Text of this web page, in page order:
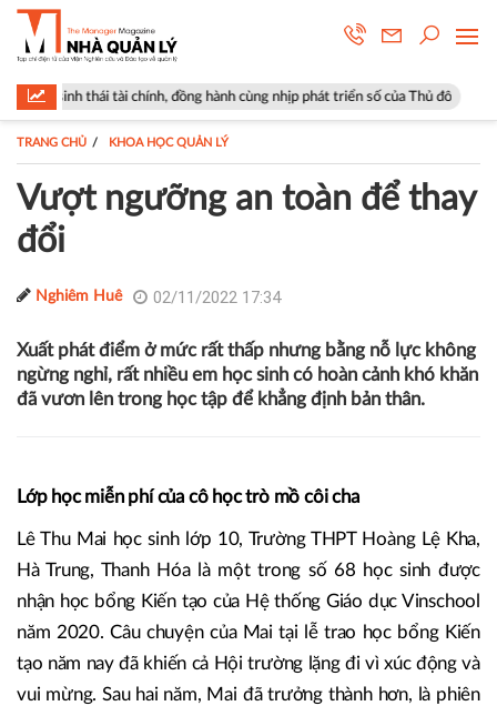
tài chính, đồng hành cùng nhịp phát triển số của Thủ đô Góp ý sửa
TRANG CHỦ KHOA HỌC QUẢN LÝ
Vượt ngưỡng an toàn để thay
đổi
Nghiêm Huê 02/11/2022 17:34
Xuất phát điểm ở mức rất thấp nhưng bằng nỗ lực không
ngừng nghỉ, rất nhiều em học sinh có hoàn cảnh khó khăn
đã vươn lên trong học tập để khẳng định bản thân.
Lớp học miễn phí của cô học trò mồ côi cha
Lê Thu Mai học sinh lớp 10, Trường THPT Hoàng Lệ Kha,
Hà Trung, Thanh Hóa là một trong số 68 học sinh được
nhận học bổng Kiến tạo của Hệ thống Giáo dục Vinschool
năm 2020. Câu chuyện của Mai tại lễ trao học bổng Kiến
tạo năm nay đã khiến cả Hội trường lặng đi vì xúc động và
vui mừng. Sau hai năm, Mai đã trưởng thành hơn, là phiên